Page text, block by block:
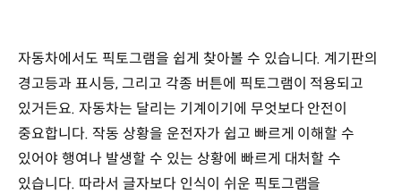
자동차에서도 픽토그램을 쉽게 찾아볼 수 있습니다. 계기판의
경고등과 표시등, 그리고 각종 버튼에 픽토그램이 적용되고
있거든요. 자동차는 달리는 기계이기에 무엇보다 안전이
중요합니다. 작동 상황을 운전자가 쉽고 빠르게 이해할 수
있어야 행여나 발생할 수 있는 상황에 빠르게 대처할 수
있습니다. 따라서 글자보다 인식이 쉬운 픽토그램을